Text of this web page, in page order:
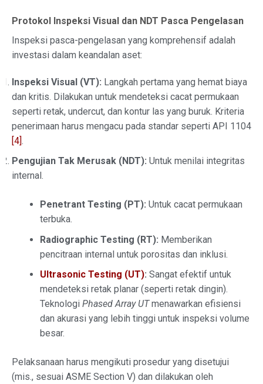
Protokol Inspeksi Visual dan NDT Pasca Pengelasan
Inspeksi pasca-pengelasan yang komprehensif adalah
investasi dalam keandalan aset:
Inspeksi Visual (VT): Langkah pertama yang hemat biaya
dan kritis. Dilakukan untuk mendeteksi cacat permukaan
seperti retak, undercut, dan kontur las yang buruk. Kriteria
penerimaan harus mengacu pada standar seperti API 1104
[4].
Pengujian Tak Merusak (NDT): Untuk menilai integritas
internal.
Penetrant Testing (PT): Untuk cacat permukaan
terbuka.
Radiographic Testing (RT): Memberikan
pencitraan internal untuk porositas dan inklusi.
Ultrasonic Testing (UT): Sangat efektif untuk
mendeteksi retak planar (seperti retak dingin).
Teknologi Phased Array UTmenawarkan efisiensi
dan akurasi yang lebih tinggi untuk inspeksi volume
besar.
Pelaksanaan harus mengikuti prosedur yang disetujui
(mis., sesuai ASME Section V) dan dilakukan oleh